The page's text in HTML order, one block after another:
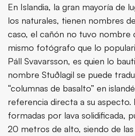
En Islandia, la gran mayoría de
los naturales, tienen nombres
caso, el cañón no tuvo nombre
mismo fotógrafo que lo
Páll Svavarsson, es quien lo
nombre Stuðlagil se puede
“columnas de basalto” en
referencia directa a su aspecto.
formadas por lava solidificada,
20 metros de alto, siendo de